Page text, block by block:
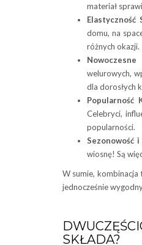
materiał
Elastyczność
domu, na
różnych okazji.
welurowych,
dla dorosłych
Popularność
Celebryci,
popularności.
Sezonowość
wiosnę! Są
W sumie, kombinacja
jednocześnie
SKŁADA?